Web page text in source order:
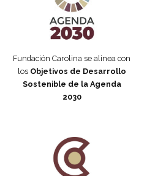
Fundación Carolina se alinea con
los Objetivos de Desarrollo
Sostenible de la Agenda
2030